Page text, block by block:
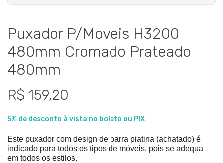
Puxador P/Moveis H3200
480mm Cromado Prateado
480mm
R$ 159,20
5% de desconto à vista no boleto ou PIX
Este puxador com design de barra piatina (achatado) é
indicado para todos os tipos de móveis, pois se adequa
em todos os estilos.